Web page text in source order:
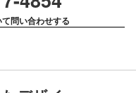
問い合わせする